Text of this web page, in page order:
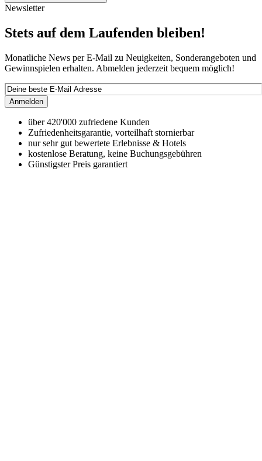
Newsletter
Stets auf dem Laufenden bleiben!
Monatliche News per E-Mail zu Neuigkeiten, Sonderangeboten und
Gewinnspielen erhalten. Abmelden jederzeit bequem möglich!
Anmelden
über 420'000 zufriedene Kunden
Zufriedenheitsgarantie, vorteilhaft stornierbar
nur sehr gut bewertete Erlebnisse & Hotels
kostenlose Beratung, keine Buchungsgebühren
Günstigster Preis garantiert